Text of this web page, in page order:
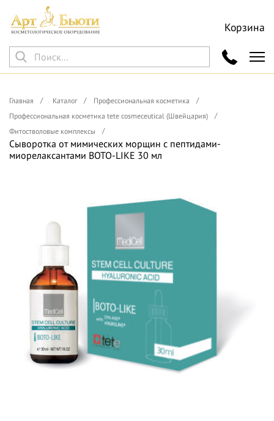
Корзина
Главная Каталог
Профессиональная косметика
Профессиональная косметика tete cosmeceutical (Швейцария)
Фитостволовые комплексы
Сыворотка от мимических морщин с пептидами-
миорелаксантами BOTO-LIKE 30 мл